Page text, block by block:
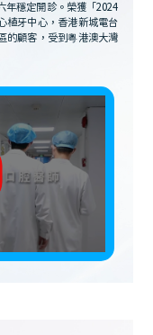
年穩定開診。榮獲「2024
植牙中心，香港新城電台
的顧客，受到粵港澳大灣